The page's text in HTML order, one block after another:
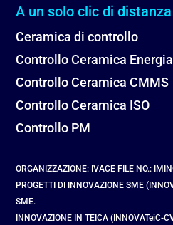
A un solo clic di distanza
Ceramica di controllo
Controllo Ceramica Energia
Controllo Ceramica CMMS
Controllo Ceramica ISO
Controllo PM
ORGANIZZAZIONE: IVACE FILE NO.:
PROGETTI DI INNOVAZIONE SME
SME.
INNOVAZIONE IN TEICA (INNOVATeiC-